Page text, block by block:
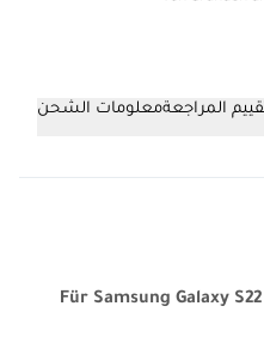
المراجعةمعلومات الشحن
Für Samsung Galaxy